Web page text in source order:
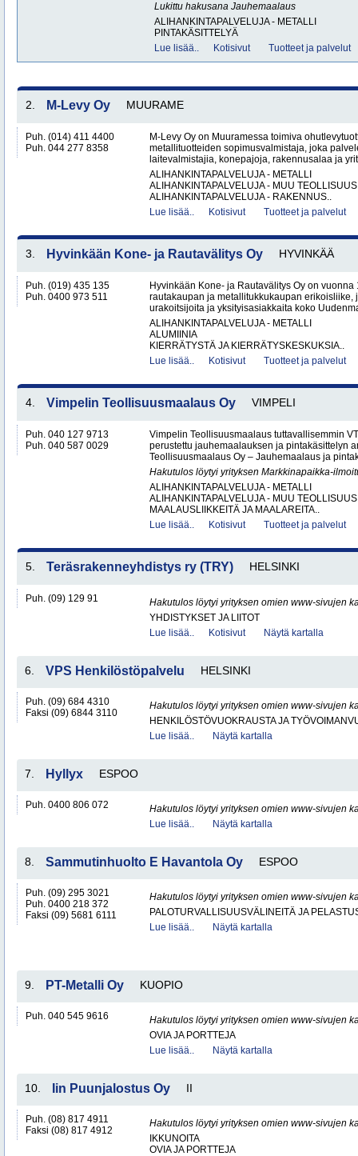
Lukittu hakusana Jauhemaalaus
ALIHANKINTAPALVELUJA - METALLI
PINTAKÄSITTELYÄ
Lue lisää..
Kotisivut Tuotteet ja palvelut
2. M-Levy Oy MUURAME
Puh. (014) 411 4400
Puh. 044 277 8358
M-Levy Oy on Muuramessa toimiva
metallituotteiden sopimusvalmistaja, joka
laitevalmistajia, konepajoja, rakennusalaa ja
ALIHANKINTAPALVELUJA - METALLI
ALIHANKINTAPALVELUJA - MUU TEOLLISUUS
ALIHANKINTAPALVELUJA - RAKENNUS..
Lue lisää..
Kotisivut Tuotteet ja palvelut
3. Hyvinkään Kone- ja Rautavälitys Oy HYVINKÄÄ
Puh. (019) 435 135
Puh. 0400 973 511
Hyvinkään Kone- ja Rautavälitys Oy on
rautakaupan ja metallitukkukaupan erikoisliike,
urakoitsijoita ja yksityisasiakkaita koko
ALIHANKINTAPALVELUJA - METALLI
ALUMIINIA
KIERRÄTYSTÄ JA KIERRÄTYSKESKUKSIA..
Lue lisää..
Kotisivut Tuotteet ja palvelut
4. Vimpelin Teollisuusmaalaus Oy VIMPELI
Puh. 040 127 9713
Puh. 040 587 0029
Vimpelin Teollisuusmaalaus tuttavallisemmin
perustettu jauhemaalauksen ja pintakäsittelyn
Teollisuusmaalaus Oy – Jauhemaalaus ja
Hakutulos löytyi yrityksen Markkinapaikka-
ALIHANKINTAPALVELUJA - METALLI
ALIHANKINTAPALVELUJA - MUU TEOLLISUUS
MAALAUSLIIKKEITÄ JA MAALAREITA..
Lue lisää..
Kotisivut Tuotteet ja palvelut
5. Teräsrakenneyhdistys ry (TRY) HELSINKI
Puh. (09) 129 91
Hakutulos löytyi yrityksen omien www-sivujen
YHDISTYKSET JA LIITOT
Lue lisää..
Kotisivut Näytä kartalla
6. VPS Henkilöstöpalvelu HELSINKI
Puh. (09) 684 4310
Faksi (09) 6844 3110
Hakutulos löytyi yrityksen omien www-sivujen
HENKILÖSTÖVUOKRAUSTA JA
Lue lisää..
Näytä kartalla
7. Hyllyx ESPOO
Puh. 0400 806 072
Hakutulos löytyi yrityksen omien www-sivujen
Lue lisää..
Näytä kartalla
8. Sammutinhuolto E Havantola Oy ESPOO
Puh. (09) 295 3021
Puh. 0400 218 372
Faksi (09) 5681 6111
Hakutulos löytyi yrityksen omien www-sivujen
PALOTURVALLISUUSVÄLINEITÄ JA
Lue lisää..
Näytä kartalla
9. PT-Metalli Oy KUOPIO
Puh. 040 545 9616
Hakutulos löytyi yrityksen omien www-sivujen
OVIA JA PORTTEJA
Lue lisää..
Näytä kartalla
10. Iin Puunjalostus Oy II
Puh. (08) 817 4911
Faksi (08) 817 4912
Hakutulos löytyi yrityksen omien www-sivujen
IKKUNOITA
OVIA JA PORTTEJA